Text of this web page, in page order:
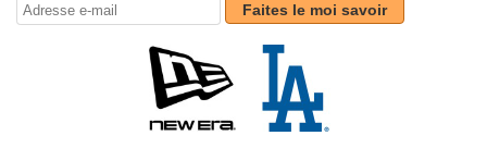
Faites le moi savoir